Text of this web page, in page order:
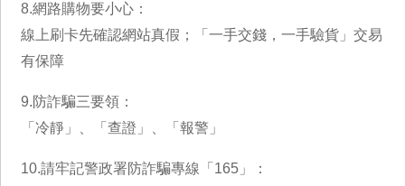
8.網路購物要小心：
線上刷卡先確認網站真假；「一手交錢，一手驗貨」交易
有保障
9.防詐騙三要領：
「冷靜」、「查證」、「報警」
10.請牢記警政署防詐騙專線「165」：